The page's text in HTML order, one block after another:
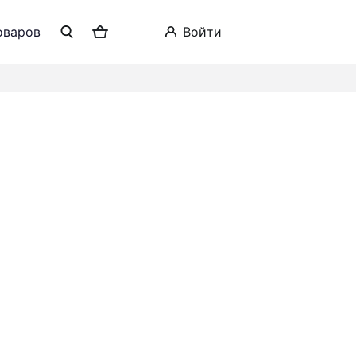
войти